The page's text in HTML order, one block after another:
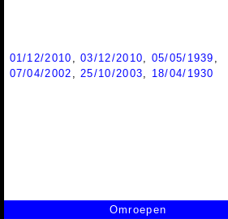
01/12/2010 ,03/12/2010 05/05/1939
07/04/2002
25/10/2003
18/04/1930
Omroepen